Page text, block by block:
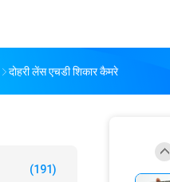
दोहरी लेंस एचडी शिकार कैमरे
(191)